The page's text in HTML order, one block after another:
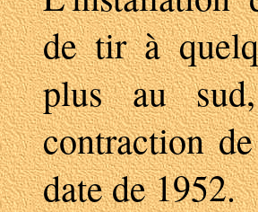
de tir à
plus au
contraction
date de 1952.